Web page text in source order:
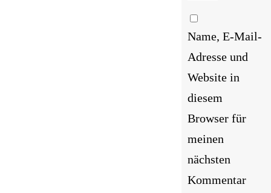
Name, E-Mail-
Adresse und
Website in
diesem
Browser für
meinen
nächsten
Kommentar